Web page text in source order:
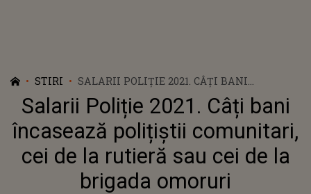
STIRI
SALARII POLIȚIE 2021. CÂȚI BANI
ÎNCASEAZĂ POLIȚIȘTII COMUNITARI, CEI
DE LA RUTIERĂ SAU CEI DE LA BRIGADA
OMORURI
Salarii Poliție 2021. Câți bani
încasează polițiștii comunitari,
cei de la rutieră sau cei de la
brigada omoruri